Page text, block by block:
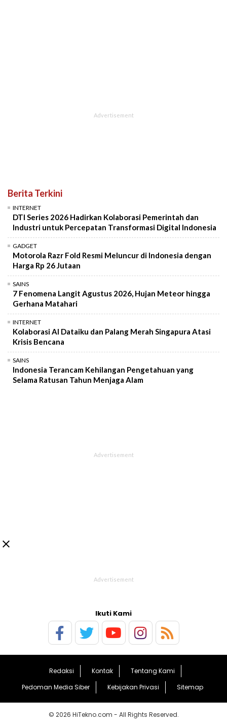
Berita Terkini
INTERNET
DTI Series 2026 Hadirkan Kolaborasi Pemerintah dan
Industri untuk Percepatan Transformasi Digital Indonesia
GADGET
Motorola Razr Fold Resmi Meluncur di Indonesia dengan
Harga Rp 26 Jutaan
SAINS
7 Fenomena Langit Agustus 2026, Hujan Meteor hingga
Gerhana Matahari
INTERNET
Kolaborasi AI Dataiku dan Palang Merah Singapura Atasi
Krisis Bencana
SAINS
Indonesia Terancam Kehilangan Pengetahuan yang
Selama Ratusan Tahun Menjaga Alam

Ikuti Kami
Redaksi Kontak
Tentang Kami
Pedoman Media Siber
Kebijakan Privasi Sitemap
© 2026 HiTekno.com - All Rights Reserved.